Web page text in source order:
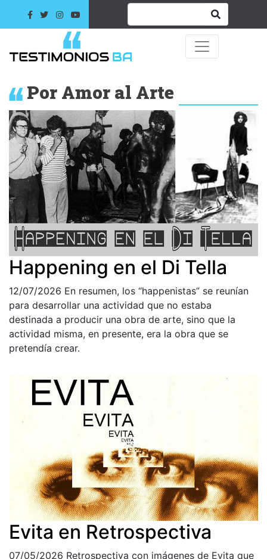
Por Amor al Arte
Happening en el Di Tella
12/07/2026 En resumen, los “happenistas” se reunían
para desarrollar una actividad que no estaba
destinada a producir una obra de arte, sino que la
actividad misma, en presente, era la obra que se
pretendía crear.
Evita en Retrospectiva
07/05/2026 Retrospectiva con imágenes de Evita que